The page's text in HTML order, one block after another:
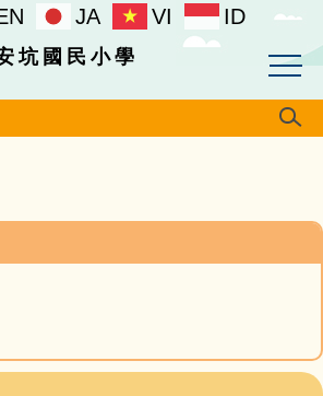
JA VI ID
坑國民小學